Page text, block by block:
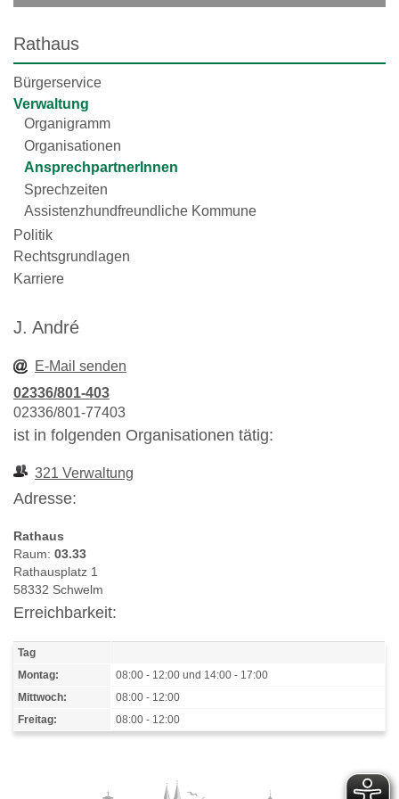
Rathaus
Bürgerservice
Verwaltung
Organigramm
Organisationen
AnsprechpartnerInnen
Sprechzeiten
Assistenzhundfreundliche Kommune
Politik
Rechtsgrundlagen
Karriere
J. André
E-Mail senden
02336/801-403
02336/801-77403
ist in folgenden Organisationen tätig:
321 Verwaltung
Adresse:
Rathaus
Raum: 03.33
Rathausplatz 1
58332 Schwelm
Erreichbarkeit:
Tag
Montag: 08:00 - 12:00 und 14:00 - 17:00
Mittwoch: 08:00 - 12:00
Freitag: 08:00 - 12:00